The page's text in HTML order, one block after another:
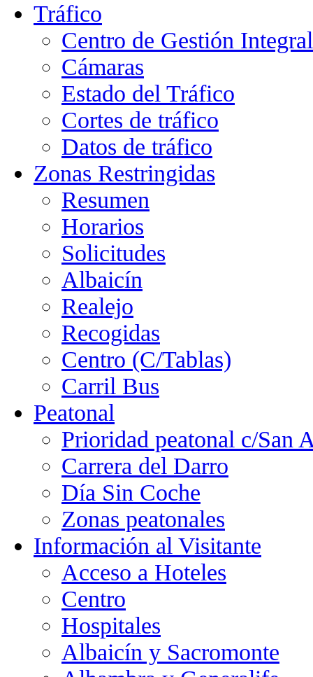
Tráfico
Centro de Gestión
Cámaras
Estado del Tráfico
Cortes de tráfico
Datos de tráfico
Zonas Restringidas
Resumen
Horarios
Solicitudes
Albaicín
Realejo
Recogidas
Centro (C/Tablas)
Carril Bus
Peatonal
Prioridad peatonal c/San
Carrera del Darro
Día Sin Coche
Zonas peatonales
Información al Visitante
Acceso a Hoteles
Centro
Hospitales
Albaicín y Sacromonte